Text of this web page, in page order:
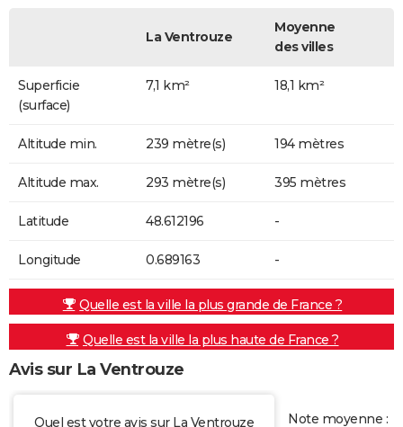
La Ventrouze
Moyenne
des villes
Superficie
(surface)
7,1 km² 18,1 km²
Altitude min. 239 mètre(s) 194 mètres
Altitude max. 293 mètre(s) 395 mètres
Latitude 48.612196 -
Longitude 0.689163 -
Quelle est la ville la plus grande de France ?
Quelle est la ville la plus haute de France ?
Avis sur La Ventrouze
Quel est votre avis sur La Ventrouze Note moyenne :